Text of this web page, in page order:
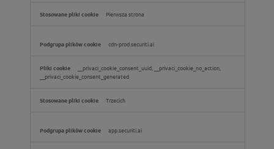
Pierwsza strona
cdn-prod.securiti.ai
__privaci_cookie_consent_uuid, __privaci_cookie_no_action,
__privaci_cookie_consent_generated
Trzecich
app.securiti.ai